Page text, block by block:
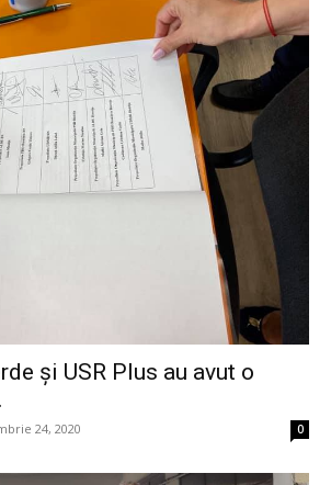
și USR Plus au avut o
24, 2020 0